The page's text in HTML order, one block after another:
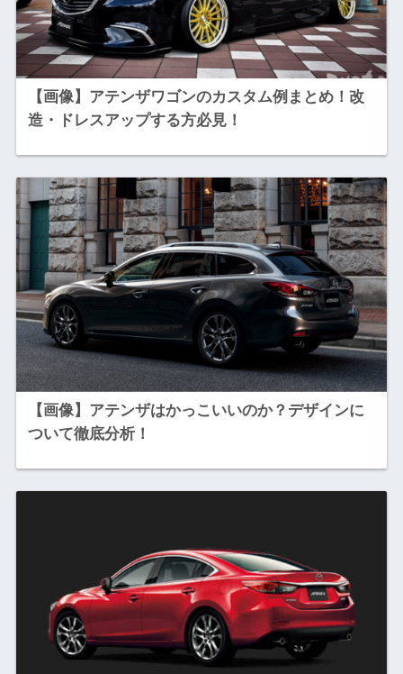
【画像】アテンザワゴンのカスタム例まとめ！改
造・ドレスアップする方必見！
【画像】アテンザはかっこいいのか？デザインに
ついて徹底分析！